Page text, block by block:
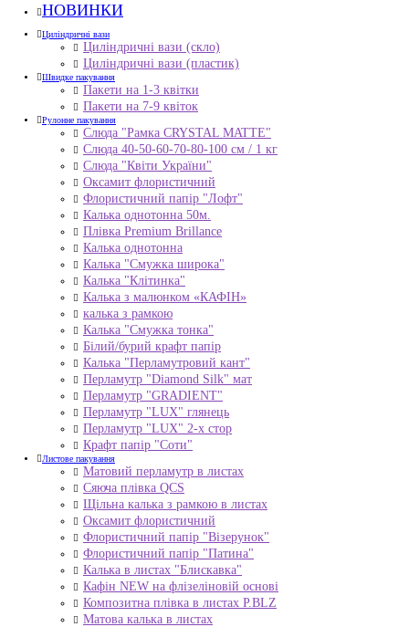
НОВИНКИ
Циліндричні вази
Циліндричні вази (скло)
Циліндричні вази (пластик)
Швидке пакування
Пакети на 1-3 квітки
Пакети на 7-9 квіток
Рулонне пакування
Слюда "Рамка CRYSTAL MATTE"
Слюда 40-50-60-70-80-100 см / 1 кг
Слюда "Квіти України"
Оксамит флористичний
Флористичний папір "Лофт"
Калька однотонна 50м.
Плівка Premium Brillance
Калька однотонна
Калька "Смужка широка"
Калька "Клітинка"
Калька з малюнком «КАФІН»
калька з рамкою
Калька "Смужка тонка"
Білий/бурий крафт папір
Калька "Перламутровий кант"
Перламутр "Diamond Silk" мат
Перламутр "GRADIENT"
Перламутр "LUX" глянець
Перламутр "LUX" 2-х стор
Крафт папір "Соти"
Листове пакування
Матовий перламутр в листах
Сяюча плівка QCS
Щільна калька з рамкою в листах
Оксамит флористичний
Флористичний папір "Візерунок"
Флористичний папір "Патина"
Калька в листах "Блискавка"
Кафін NEW на флізеліновій основі
Композитна плівка в листах Р.BLZ
Матова калька в листах